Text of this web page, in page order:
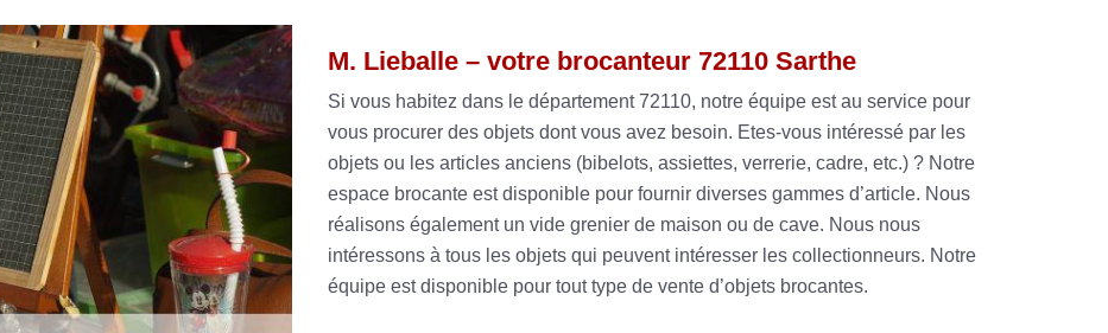
M. Lieballe – votre brocanteur 72110 Sarthe
Si vous habitez dans le département 72110, notre équipe est au service pour
vous procurer des objets dont vous avez besoin. Etes-vous intéressé par les
objets ou les articles anciens (bibelots, assiettes, verrerie, cadre, etc.) ? Notre
espace brocante est disponible pour fournir diverses gammes d’article. Nous
réalisons également un vide grenier de maison ou de cave. Nous nous
intéressons à tous les objets qui peuvent intéresser les collectionneurs. Notre
équipe est disponible pour tout type de vente d’objets brocantes.